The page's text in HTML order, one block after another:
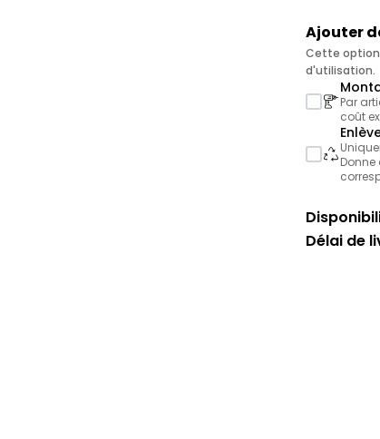
Ajouter
Cette option
d'utilisation.
Par
coût
Délai de